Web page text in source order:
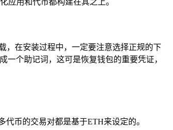
应用和代币都构建在其之上。
，在安装过程中，一定要注意选择正规的下
个助记词，这可是恢复钱包的重要凭证，
币的交易对都是基于ETH来设定的。